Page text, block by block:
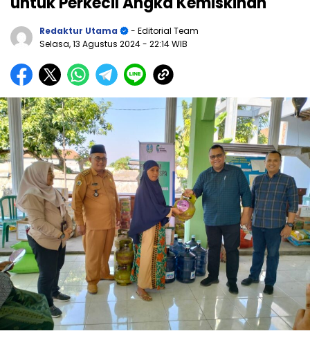
Redaktur Utama
- Editorial Team
Selasa, 13 Agustus 2024- 22:14 WIB